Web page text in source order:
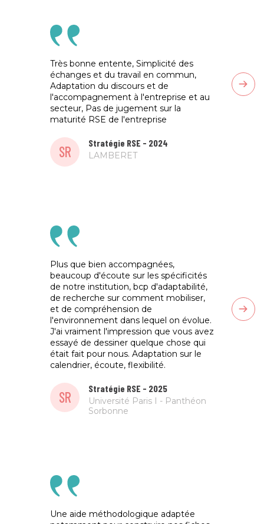
Très bonne entente, Simplicité des
échanges et du travail en commun,
Adaptation du discours et de
l'accompagnement à l'entreprise et au
secteur, Pas de jugement sur la
maturité RSE de l'entreprise
SR
Stratégie RSE - 2024
LAMBERET
Plus que bien accompagnées,
beaucoup d'écoute sur les spécificités
de notre institution, bcp d'adaptabilité,
de recherche sur comment mobiliser,
et de compréhension de
l'environnement dans lequel on évolue.
J'ai vraiment l'impression que vous avez
essayé de dessiner quelque chose qui
était fait pour nous. Adaptation sur le
calendrier, écoute, flexibilité.
SR
Stratégie RSE - 2025
Université Paris I - Panthéon
Sorbonne
Une aide méthodologique adaptée